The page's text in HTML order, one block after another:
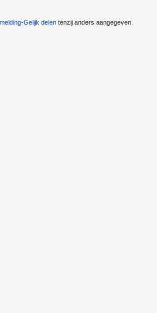
Gelijk delen tenzij anders aangegeven.